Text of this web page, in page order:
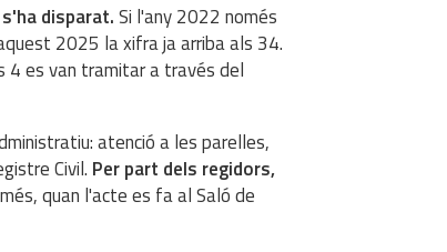
disparat.Si l'any 2022 només
2025 la xifra ja arriba als 34.
4 es van tramitar a través del
atenció a les parelles,
Civil. Per part dels regidors,
quan l'acte es fa al Saló de